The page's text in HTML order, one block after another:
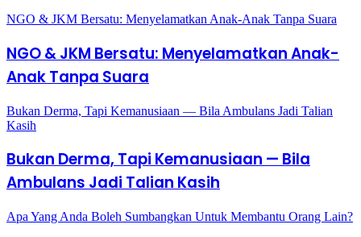
NGO & JKM Bersatu: Menyelamatkan Anak-Anak Tanpa Suara
NGO & JKM Bersatu: Menyelamatkan Anak-
Anak Tanpa Suara
Bukan Derma, Tapi Kemanusiaan — Bila Ambulans Jadi Talian
Kasih
Bukan Derma, Tapi Kemanusiaan — Bila
Ambulans Jadi Talian Kasih
Apa Yang Anda Boleh Sumbangkan Untuk Membantu Orang Lain?